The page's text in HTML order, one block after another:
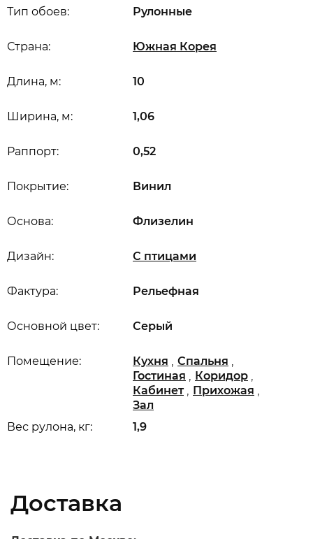
Длина, м: 10
Ширина, м: 1,06
Вес рулона, кг: 1,9
Раппорт: 0,52
Основной цвет: Серый
Дизайн: С птицами
Основа: Флизелин
Покрытие: Винил
Помещение: Кухня , Спальня ,
Гостиная , Коридор ,
Кабинет , Прихожая ,
Зал
Страна: Южная Корея
Тип обоев: Рулонные
Фактура: Рельефная
Доставка